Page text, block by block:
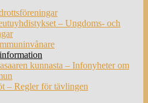
– Ungdoms- och
kunnasta – Infonyheter om
– Regler för tävlingen